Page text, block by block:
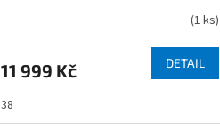
(1 ks)
11 999 Kč DETAIL
38